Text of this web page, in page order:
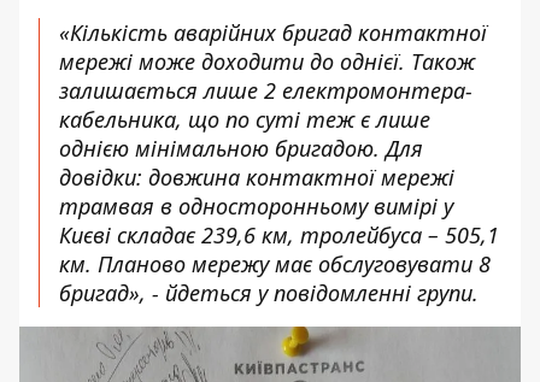
«Кількість аварійних бригад контактної
мережі може доходити до однієї. Також
залишається лише 2 електромонтера-
кабельника, що по суті теж є лише
однією мінімальною бригадою. Для
довідки: довжина контактної мережі
трамвая в односторонньому вимірі у
Києві складає 239,6 км, тролейбуса – 505,1
км. Планово мережу має обслуговувати 8
бригад», - йдеться у повідомленні групи.